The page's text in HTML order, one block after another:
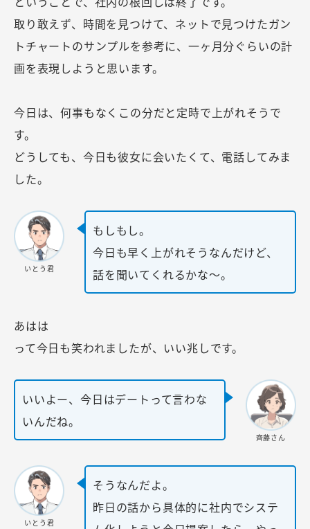
取り敢えず、時間を見つけて、ネットで見つけたガン
トチャートのサンプルを参考に、一ヶ月分ぐらいの計
画を表現しようと思います。
今日は、何事もなくこの分だと定時で上がれそうで
す。
どうしても、今日も彼女に会いたくて、電話してみま
した。
いとう君
もしもし。
今日も早く上がれそうなんだけど、
話を聞いてくれるかな～。
あはは
って今日も笑われましたが、いい兆しです。
いいよー、今日はデートって言わな
いんだね。
齊藤さん
いとう君
そうなんだよ。
昨日の話から具体的に社内でシステ